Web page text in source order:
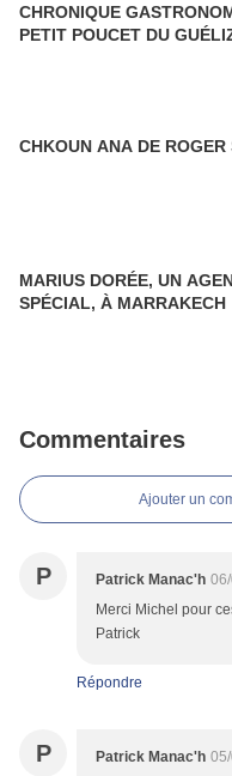
CHRONIQUE
PETIT POUCET DU
CHKOUN ANA DE ROGER
MARIUS DORÉE, UN
SPÉCIAL, À MARRAKECH
Commentaires
Ajouter un
P Patrick Manac'h
Merci Michel pour
Patrick
Répondre
P Patrick Manac'h